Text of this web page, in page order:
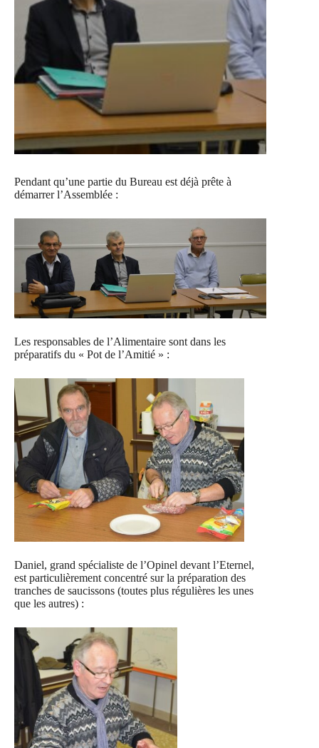
Pendant qu’une partie du Bureau est déjà prête à
démarrer l’Assemblée :
Les responsables de l’Alimentaire sont dans les
préparatifs du « Pot de l’Amitié » :
Daniel, grand spécialiste de l’Opinel devant l’Eternel,
est particulièrement concentré sur la préparation des
tranches de saucissons (toutes plus régulières les unes
que les autres) :